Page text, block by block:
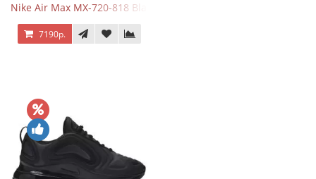
Nike Air Max MX-720-818 Black
7190р.